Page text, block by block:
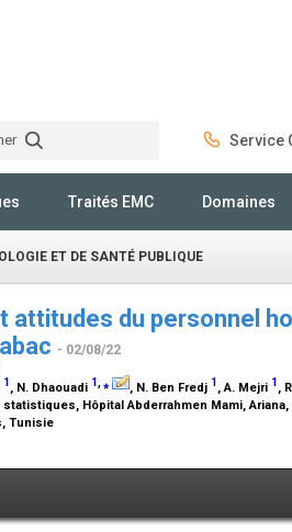
Service
Traités EMC Domaines
ET DE SANTÉ PUBLIQUE
attitudes du personnel
- 02/08/22
1 , N. Dhaouadi 1,⁎ , N. Ben Fredj 1 , A. Mejri 1 ,
Hôpital Abderrahmen Mami,
Tunisie